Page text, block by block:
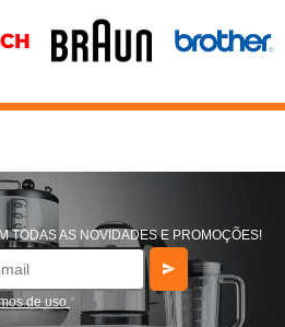
TODAS AS NOVIDADES E PROMOÇÕES!
de uso *